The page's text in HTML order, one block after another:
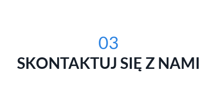
03
SKONTAKTUJ SIĘ Z NAMI